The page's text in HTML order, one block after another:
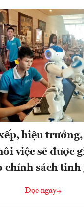
hiệu
việc sẽ được
chính sách tinh
Đọc ngay